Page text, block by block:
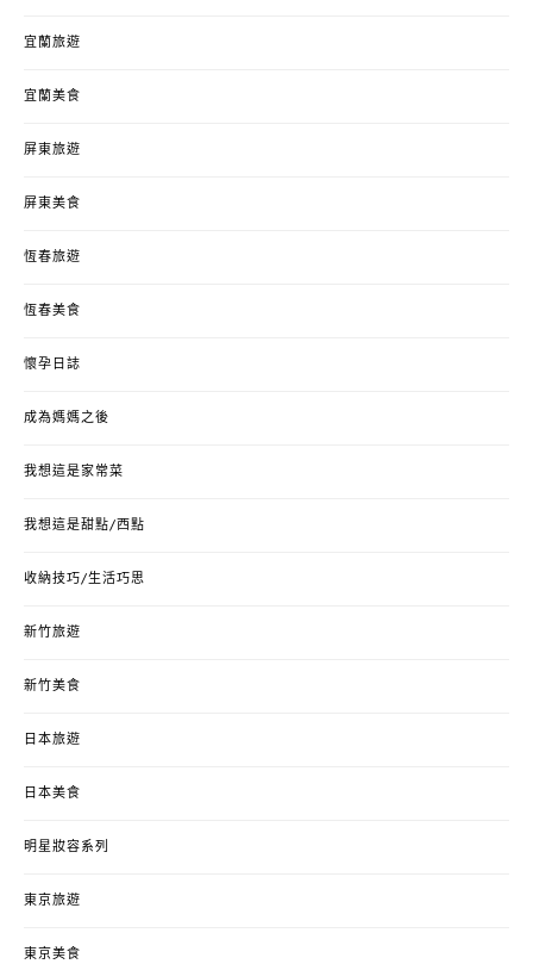
宜蘭旅遊
宜蘭美食
屏東旅遊
屏東美食
恆春旅遊
恆春美食
懷孕日誌
成為媽媽之後
我想這是家常菜
我想這是甜點/西點
收納技巧/生活巧思
新竹旅遊
新竹美食
日本旅遊
日本美食
明星妝容系列
東京旅遊
東京美食